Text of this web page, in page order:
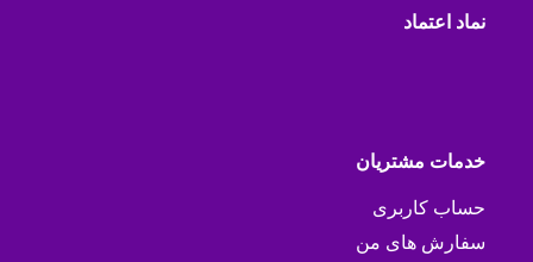
نماد اعتماد
خدمات مشتریان
حساب کاربری
سفارش های من